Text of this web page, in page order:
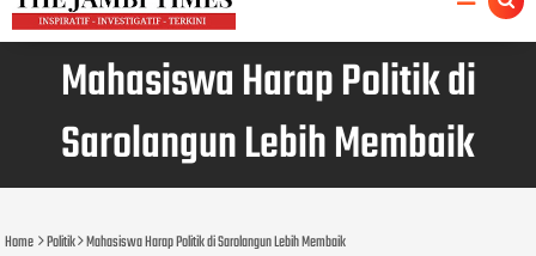
Mahasiswa Harap Politik di
Sarolangun Lebih Membaik
Home Politik Mahasiswa Harap Politik di Sarolangun Lebih Membaik